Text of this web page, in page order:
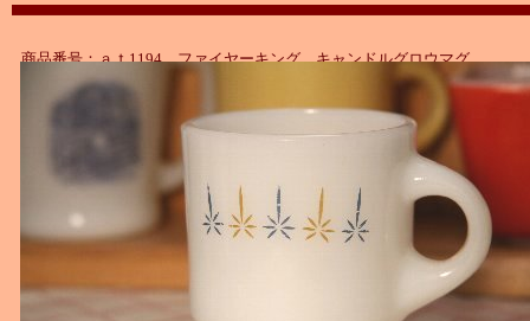
商品番号：ａｔ1194 ファイヤーキング キャンドルグロウマグ